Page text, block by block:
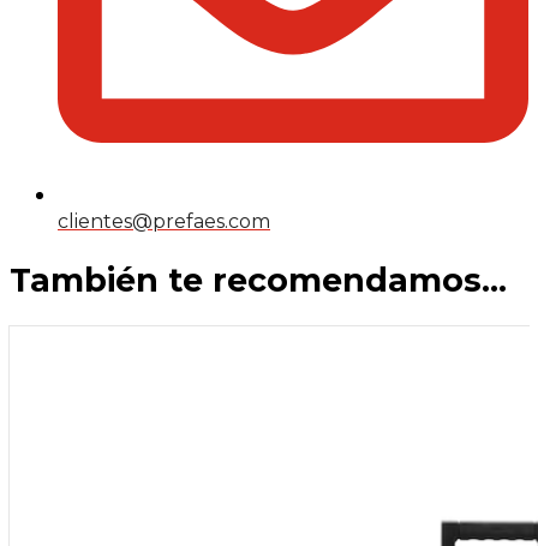
clientes@prefaes.com
También te recomendamos…